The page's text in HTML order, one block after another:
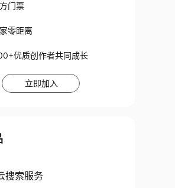
门票
零距离
优质创作者共同成长
立即加入
搜索服务